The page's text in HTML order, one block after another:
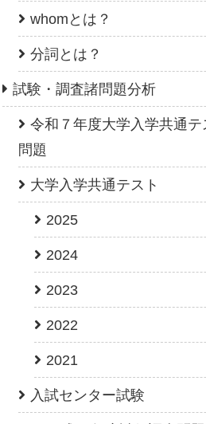
whomとは？
分詞とは？
試験・調査諸問題分析
令和７年度大学入学共通テ
問題
大学入学共通テスト
2025
2024
2023
2022
2021
入試センター試験